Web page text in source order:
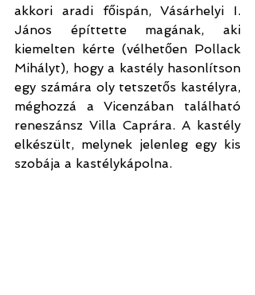
akkori aradi főispán, Vásárhelyi I.
János építtette magának, aki
kiemelten kérte (vélhetően Pollack
Mihályt), hogy a kastély hasonlítson
egy számára oly tetszetős kastélyra,
méghozzá a Vicenzában található
reneszánsz Villa Caprára. A kastély
elkészült, melynek jelenleg egy kis
szobája a kastélykápolna.